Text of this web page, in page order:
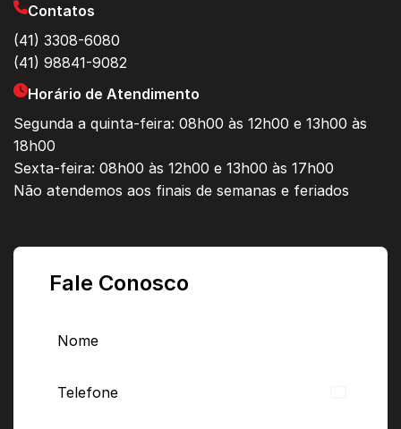
Contatos
(41) 3308-6080
(41) 98841-9082
Horário de Atendimento
Segunda a quinta-feira: 08h00 às 12h00 e 13h00 às
18h00
Sexta-feira: 08h00 às 12h00 e 13h00 às 17h00
Não atendemos aos finais de semanas e feriados
Fale Conosco